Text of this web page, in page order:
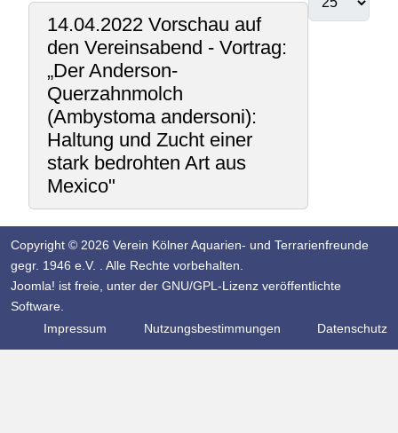
14.04.2022 Vorschau auf
den Vereinsabend - Vortrag:
„Der Anderson-
Querzahnmolch
(Ambystoma andersoni):
Haltung und Zucht einer
stark bedrohten Art aus
Mexico"
Copyright © 2026 Verein Kölner Aquarien- und Terrarienfreunde
gegr. 1946 e.V. . Alle Rechte vorbehalten.
Joomla! ist freie, unter der GNU/GPL-Lizenz veröffentlichte
Software.
Impressum
Nutzungsbestimmungen Datenschutz